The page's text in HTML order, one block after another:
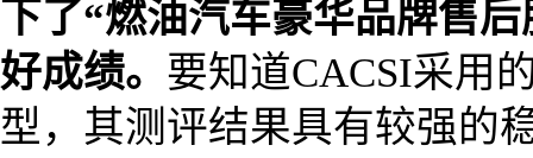
下了“燃油汽车豪华品牌售
好成绩。 要知道CACSI采用
型，其测评结果具有较强的